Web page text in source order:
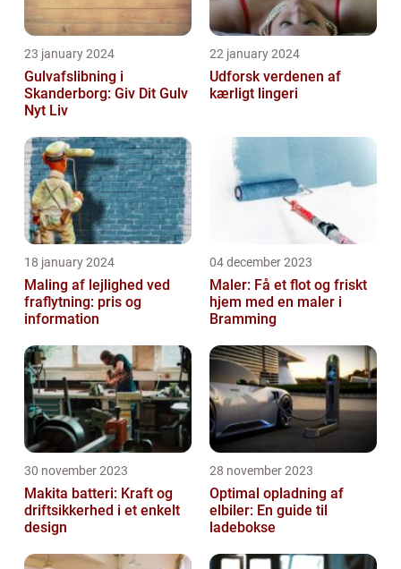
23 january 2024
Gulvafslibning i
Skanderborg: Giv Dit Gulv
Nyt Liv
22 january 2024
Udforsk verdenen af
kærligt lingeri
18 january 2024
Maling af lejlighed ved
fraflytning: pris og
information
04 december 2023
Maler: Få et flot og friskt
hjem med en maler i
Bramming
30 november 2023
Makita batteri: Kraft og
driftsikkerhed i et enkelt
design
28 november 2023
Optimal opladning af
elbiler: En guide til
ladebokse